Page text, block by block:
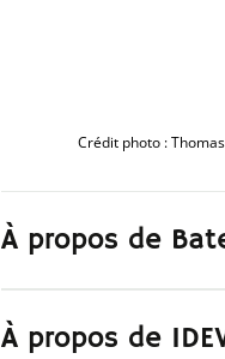
Crédit photo : Thomas
À propos de
À propos de